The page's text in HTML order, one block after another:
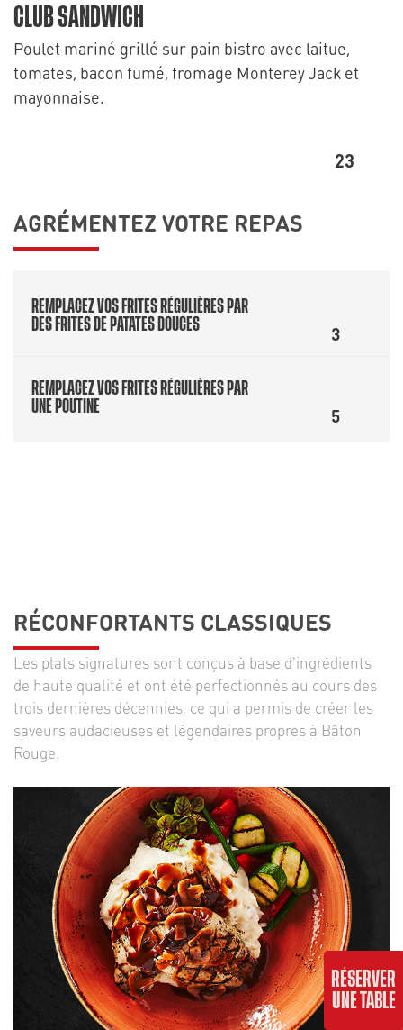
CLUB SANDWICH
Poulet mariné grillé sur pain bistro avec laitue,
tomates, bacon fumé, fromage Monterey Jack et
mayonnaise.
23
AGRÉMENTEZ VOTRE REPAS
REMPLACEZ VOS FRITES RÉGULIÈRES PAR
DES FRITES DE PATATES DOUCES
3
REMPLACEZ VOS FRITES RÉGULIÈRES PAR
UNE POUTINE
5
RÉCONFORTANTS CLASSIQUES
Les plats signatures sont conçus à base d'ingrédients
de haute qualité et ont été perfectionnés au cours des
trois dernières décennies, ce qui a permis de créer les
saveurs audacieuses et légendaires propres à Bâton
Rouge.
RÉSERVER
UNE TABLE